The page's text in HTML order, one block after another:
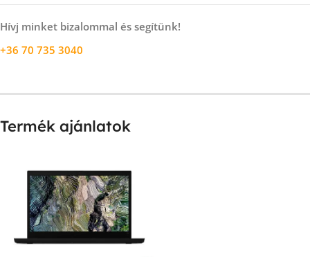
Hívj minket bizalommal és segítünk!
+36 70 735 3040
Termék ajánlatok